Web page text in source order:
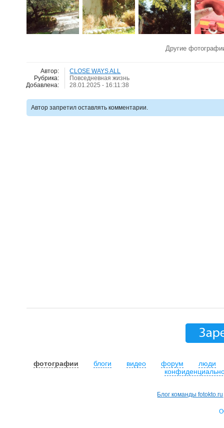
Другие
Автор:
Рубрика:
Добавлена:
CLOSE WAYS ALL
Повседневная жизнь
28.01.2025 - 16:11:38
Автор запретил оставлять комментарии.
фотографии блоги видео форум
люди
Блог команды fotokto.ru